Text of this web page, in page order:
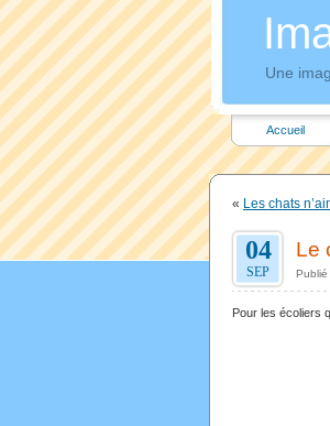
Une
Accueil
« Les chats
04
SEP
Le
Publié
Pour les écoliers